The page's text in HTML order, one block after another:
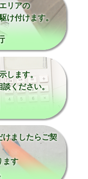
リアの
け付けます。
します。
談ください。
けましたらご契
ます